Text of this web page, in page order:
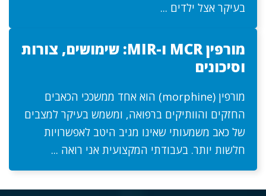
בעיקר אצל ילדים ...
מורפין MCR ו-MIR: שימושים, צורות
וסיכונים
מורפין (morphine) הוא אחד ממשככי הכאבים
החזקים והוותיקים ברפואה, ומשמש בעיקר למצבים
של כאב משמעותי שאינו מגיב היטב לאפשרויות
חלשות יותר. בעבודתי המקצועית אני רואה ...